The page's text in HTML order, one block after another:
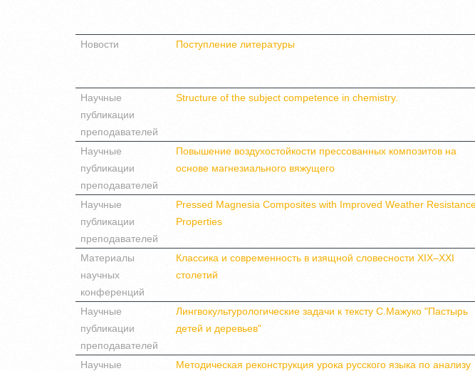
Новости
Поступление литературы
Научные
публикации
преподавателей
Structure of the subject competence in chemistry.
Научные
публикации
преподавателей
Повышение воздухостойкости прессованных композитов на
основе магнезиального вяжущего
Научные
публикации
преподавателей
Pressed Magnesia Composites with Improved Weather
Properties
Материалы
научных
конференций
Классика и современность в изящной словесности ХIХ–ХХI
столетий
Научные
публикации
преподавателей
Лингвокультурологические задачи к тексту С.Мажуко "Пастырь
детей и деревьев"
Научные
Методическая реконструкция урока русского языка по анализу